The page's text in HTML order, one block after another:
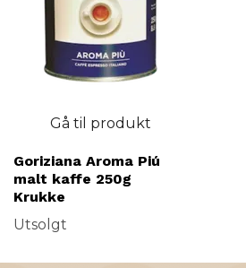
Gå til produkt
Goriziana Aroma Piú
malt kaffe 250g
Krukke
Utsolgt